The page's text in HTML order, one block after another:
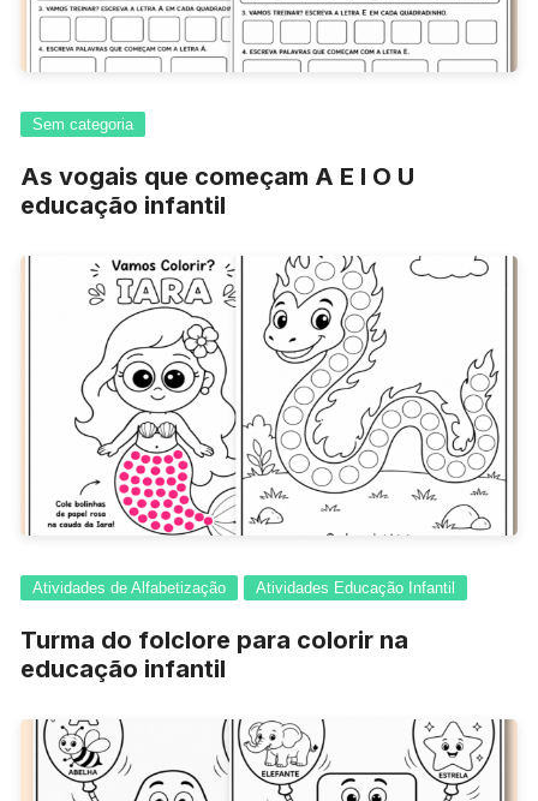
Sem categoria
As vogais que começam A E I O U
educação infantil
Atividades de Alfabetização Atividades Educação Infantil
Turma do folclore para colorir na
educação infantil